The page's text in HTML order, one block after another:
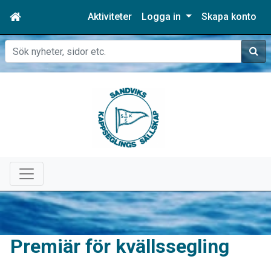
Aktiviteter Logga in Skapa konto
Sök
Premiär för kvällssegling